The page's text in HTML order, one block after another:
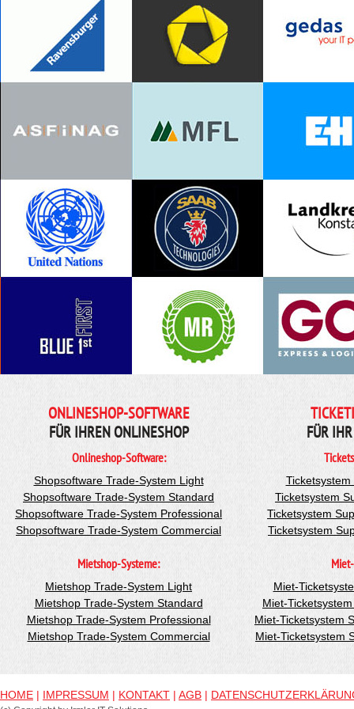
ONLINESHOP-SOFTWARE
FÜR IHREN ONLINESHOP
Onlineshop-Software:
Shopsoftware Trade-System Light
Shopsoftware Trade-System Standard
Shopsoftware Trade-System Professional
Shopsoftware Trade-System Commercial
Mietshop-Systeme:
Mietshop Trade-System Light
Mietshop Trade-System Standard
Mietshop Trade-System Professional
Mietshop Trade-System Commercial
FÜR
Ticketsystem
Ticketsystem
Ticketsystem
Miet-
Miet-
Miet-Ticketsystem
Miet-Ticketsystem
HOME | IMPRESSUM | KONTAKT | AGB |